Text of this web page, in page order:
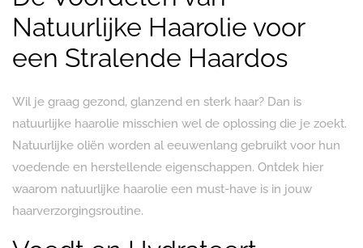
Natuurlijke Haarolie voor
een Stralende Haardos
Wil je graag gezond, glanzend en sterk haar? Dan is
natuurlijke haarolie misschien wel de oplossing die je zoekt.
Natuurlijke oliën worden al eeuwenlang gebruikt voor hun
voedende en herstellende eigenschappen. Ontdek hier
waarom natuurlijke haarolie een must-have is in jouw
haarverzorgingsroutine.